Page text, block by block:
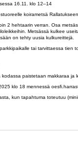
16.11. klo 12–14
koirametsä
2 hehtaarin verran. Osa
Metsässä kulkee
on tehty uusia kulkureittejä.
tai tarvittaessa tien
paistetaan makkaraa ja
klo 18 mennessä
kun tapahtuma toteutuu